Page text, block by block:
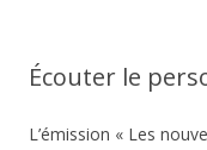
Écouter le
L’émission « Les